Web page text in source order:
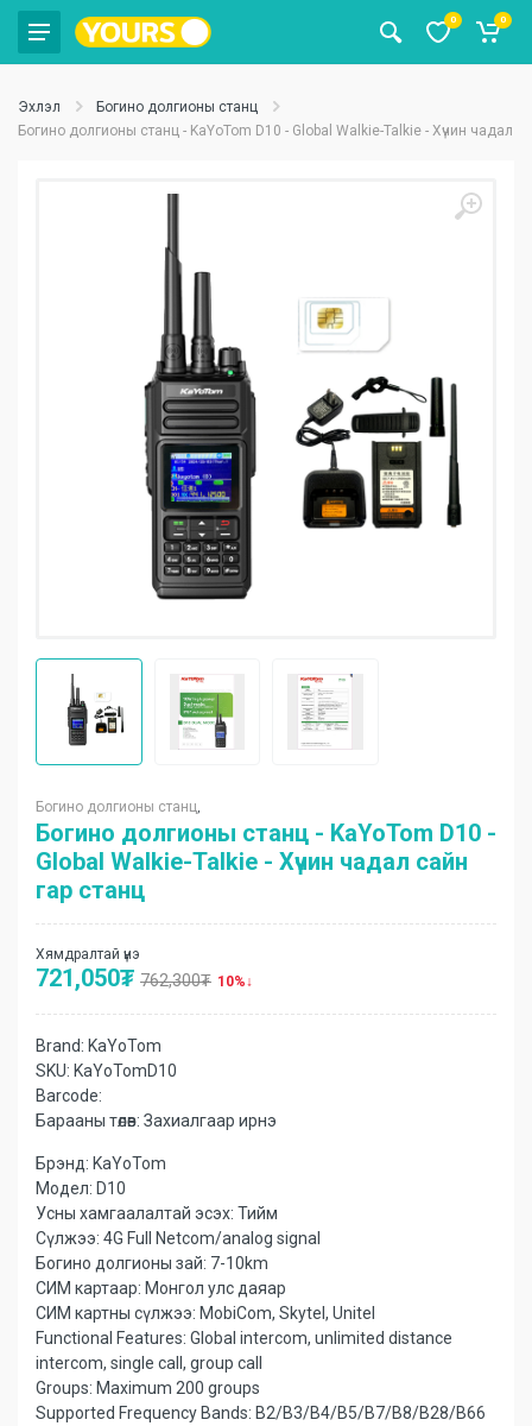
0 0
Эхлэл
Богино долгионы станц
Богино долгионы станц - KaYoTom D10 - Global Walkie-Talkie - Хүчин чадал
Богино долгионы станц
Богино долгионы станц - KaYoTom D10 -
Global Walkie-Talkie - Хүчин чадал сайн
гар станц
Хямдралтай үнэ
721,050₮ 762,300₮ 10%
Brand: KaYoTom
SKU: KaYoTomD10
Barcode:
Барааны төлөв: Захиалгаар ирнэ
Брэнд: KaYoTom
Модел: D10
Усны хамгаалалтай эсэх: Тийм
Сүлжээ: 4G Full Netcom/analog signal
Богино долгионы зай: 7-10km
СИМ картаар: Монгол улс даяар
СИМ картны сүлжээ: MobiCom, Skytel, Unitel
Functional Features: Global intercom, unlimited distance
intercom, single call, group call
Groups: Maximum 200 groups
Supported Frequency Bands: B2/B3/B4/B5/B7/B8/B28/B66